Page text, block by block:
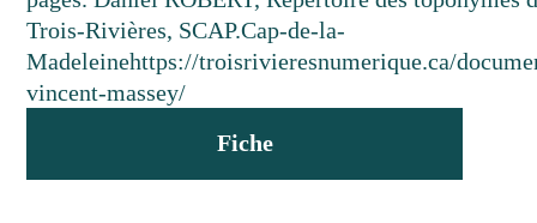
Trois-Rivières, SCAP.Cap-de-la-
Madeleinehttps://troisrivieresnumerique.ca/
vincent-massey/
Fiche